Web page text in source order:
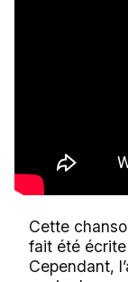
Cette
fait été
Cependant,